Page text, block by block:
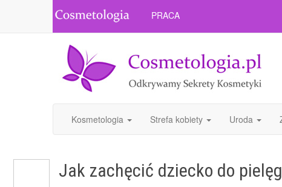
PRACA
Kosmetologia Strefa kobiety Uroda
Jak zachęcić dziecko do